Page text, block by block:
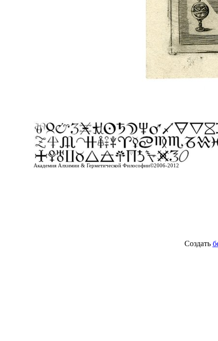
Академия Алхимии & Герметической Философии©2006-2012
Создать